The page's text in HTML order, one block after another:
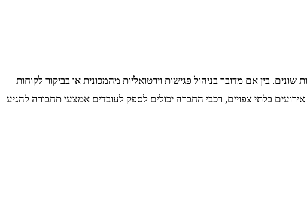
בין אם מדובר בניהול פגישות וירטואליות מהמכונית או בביקור לקוחות
בלתי צפויים, רכבי החברה יכולים לספק לעובדים אמצעי תחבורה להגיע